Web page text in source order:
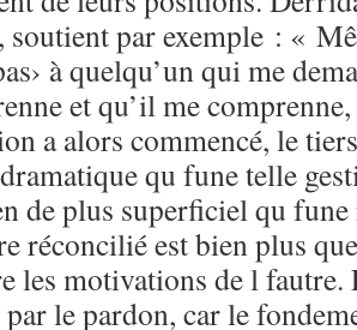
soutient par exemple : «
à quelqu’un qui me
et qu’il me
a alors commencé, le
qu fune telle
de plus superficiel qu
réconcilié est bien plus
les motivations de l
le pardon, car le